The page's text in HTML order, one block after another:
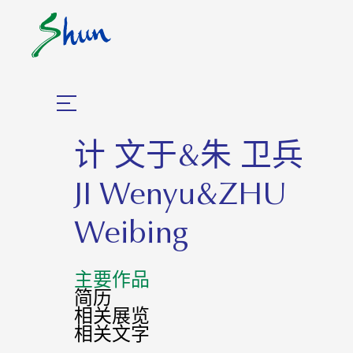
计 文于&朱 卫兵
JI Wenyu&ZHU
Weibing
主要作品
简历
相关展览
相关⽂字